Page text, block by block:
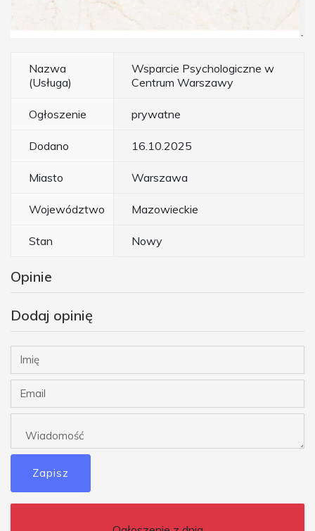
Nazwa
(Usługa)
Wsparcie Psychologiczne w
Centrum Warszawy
Ogłoszenie prywatne
Dodano 16.10.2025
Miasto Warszawa
Województwo Mazowieckie
Stan Nowy
Opinie
Dodaj opinię
Zapisz